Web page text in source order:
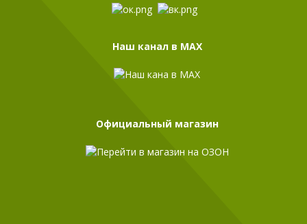
Наш канал в МАХ
Официальный магазин